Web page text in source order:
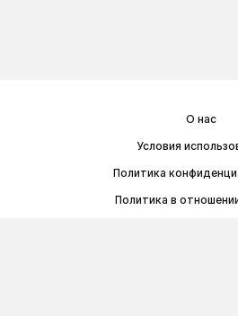
О нас
Условия
Политика
Политика в